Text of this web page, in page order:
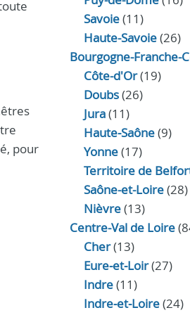
pour
Savoie(11)
Haute-Savoie(26)
Bourgogne-Franche-
Côte-d'Or(19)
Doubs(26)
Jura(11)
Haute‑Saône(9)
Yonne(17)
Territoire de
Saône-et-Loire(28)
Nièvre(13)
Centre-Val de Loire
Cher(13)
Eure‑et‑Loir(27)
Indre(11)
Indre‑et‑Loire(24)